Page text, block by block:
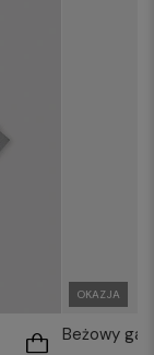
OKAZJA
Beżowy